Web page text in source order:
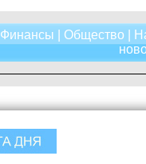
Финансы Общество